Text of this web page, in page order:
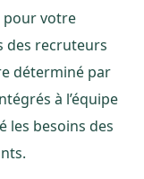
pour votre
des recruteurs
déterminé par
à l’équipe
les besoins des